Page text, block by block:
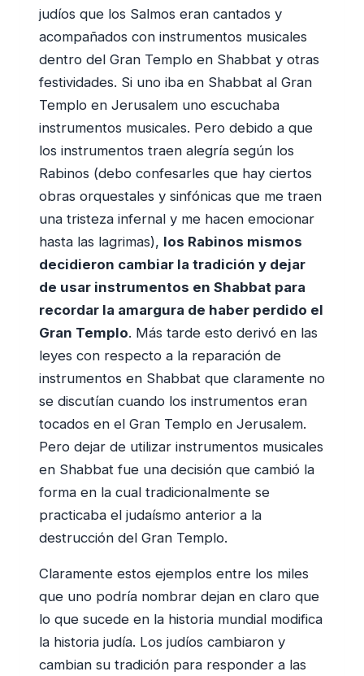
judíos que los Salmos eran cantados y
acompañados con instrumentos musicales
dentro del Gran Templo en Shabbat y otras
festividades. Si uno iba en Shabbat al Gran
Templo en Jerusalem uno escuchaba
instrumentos musicales. Pero debido a que
los instrumentos traen alegría según los
Rabinos (debo confesarles que hay ciertos
obras orquestales y sinfónicas que me traen
una tristeza infernal y me hacen emocionar
hasta las lagrimas), los Rabinos mismos
decidieron cambiar la tradición y dejar
de usar instrumentos en Shabbat para
recordar la amargura de haber perdido el
Gran Templo. Más tarde esto derivó en las
leyes con respecto a la reparación de
instrumentos en Shabbat que claramente no
se discutían cuando los instrumentos eran
tocados en el Gran Templo en Jerusalem.
Pero dejar de utilizar instrumentos musicales
en Shabbat fue una decisión que cambió la
forma en la cual tradicionalmente se
practicaba el judaísmo anterior a la
destrucción del Gran Templo.
Claramente estos ejemplos entre los miles
que uno podría nombrar dejan en claro que
lo que sucede en la historia mundial modifica
la historia judía. Los judíos cambiaron y
cambian su tradición para responder a las